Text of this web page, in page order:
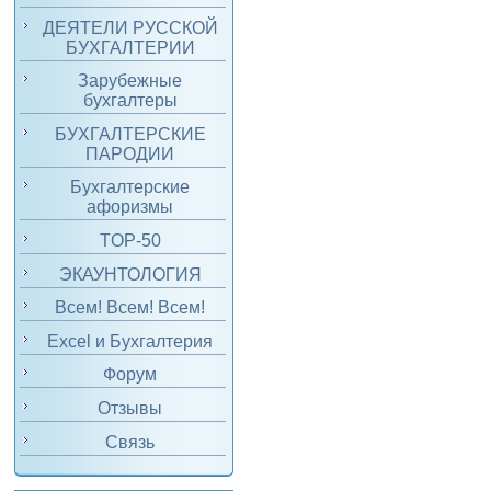
ДЕЯТЕЛИ РУССКОЙ
БУХГАЛТЕРИИ
Зарубежные
бухгалтеры
БУХГАЛТЕРСКИЕ
ПАРОДИИ
Бухгалтерские
афоризмы
TOP-50
ЭКАУНТОЛОГИЯ
Всем! Всем! Всем!
Excel и Бухгалтерия
Форум
Отзывы
Связь